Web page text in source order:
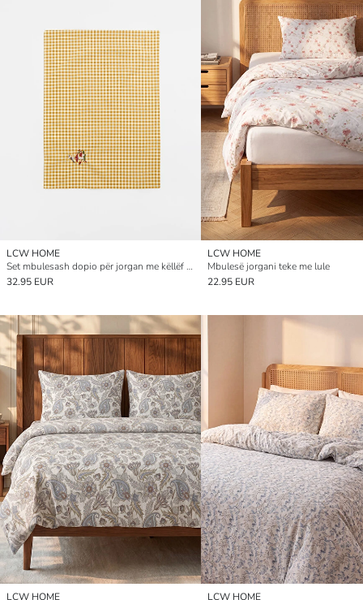
LCW HOME
Set mbulesash dopio për jorgan me këllëf jorgani të endur pambuku me model
32.95 EUR
LCW HOME
Mbulesë jorgani teke me lule
22.95 EUR
LCW HOME
LCW HOME